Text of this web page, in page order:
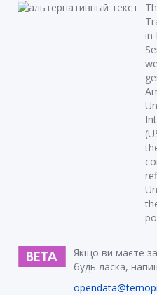
in
Якщо ви маєте
будь ласка,